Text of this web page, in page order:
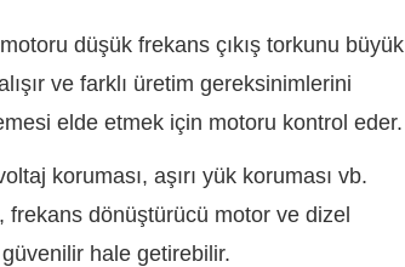
düşük frekans çıkış torkunu büyük
ve farklı üretim gereksinimlerini
elde etmek için motoru kontrol eder.
koruması, aşırı yük koruması vb.
frekans dönüştürücü motor ve dizel
hale getirebilir.